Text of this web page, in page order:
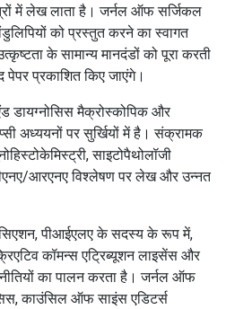
में लेख लाता है।जर्नल ऑफ सर्जिकल
को प्रस्तुत करने का स्वागत
के सामान्य मानदंडों को पूरा करती
प्रकाशित किए जाएंगे।
डायग्नोसिस मैक्रोस्कोपिक और
अध्ययनों पर सुर्खियों में है।संक्रामक
साइटोपैथोलॉजी
आरएनए विश्लेषण पर लेख और उन्नत
पीआईएलए के सदस्य के रूप में,
कॉमन्स एट्रिब्यूशन लाइसेंस और
का पालन करता है।जर्नल ऑफ
काउंसिल ऑफ साइंस एडिटर्स